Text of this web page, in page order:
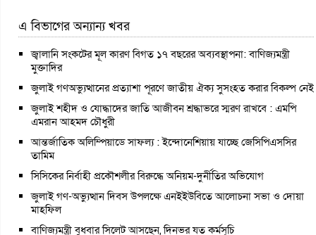
এ বিভাগের অন্যান্য খবর
জ্বালানি সংকটের মূল কারণ বিগত ১৭ বছরের অব্যবস্থাপনা: বাণিজ্যমন্ত্রী
মুক্তাদির
জুলাই গণঅভ্যুত্থানের প্রত্যাশা পূরণে জাতীয় ঐক্য সুসংহত করার বিকল্প নেই
জুলাই শহীদ ও যোদ্ধাদের জাতি আজীবন শ্রদ্ধাভরে স্মরণ রাখবে : এমপি
এমরান আহমদ চৌধুরী
আন্তর্জাতিক অলিম্পিয়াডে সাফল্য : ইন্দোনেশিয়ায় যাচ্ছে জেসিপিএসসির
তামিম
সিসিকের নির্বাহী প্রকৌশলীর বিরুদ্ধে অনিয়ম-দুর্নীতির অভিযোগ
জুলাই গণ-অভ্যুত্থান দিবস উপলক্ষে এনইইউবিতে আলোচনা সভা ও দোয়া
মাহফিল
বাণিজ্যমন্ত্রী বুধবার সিলেট আসছেন, দিনভর যত কর্মসূচি